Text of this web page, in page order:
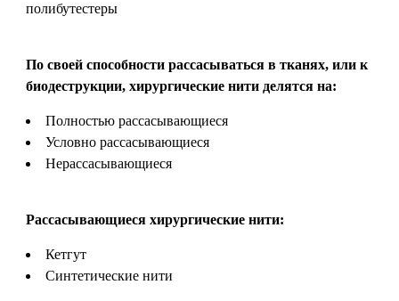
полибутестеры
По своей способности рассасываться в тканях, или к
биодеструкции, хирургические нити делятся на:
Полностью рассасывающиеся
Условно рассасывающиеся
Нерассасывающиеся
Рассасывающиеся хирургические нити:
Кетгут
Синтетические нити